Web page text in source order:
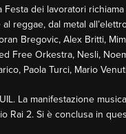
dei lavoratori
reggae, dal metal
Bregovic, Alex Britti,
Free Orkestra, Nesli,
Paola Turci, Mario
La manifestazione
Rai 2. Si è conclusa in